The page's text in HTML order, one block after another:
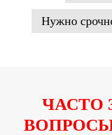
Нужно
ЧАСТО